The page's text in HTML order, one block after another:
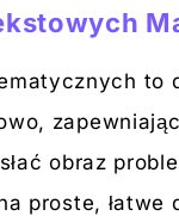
obraz
proste,